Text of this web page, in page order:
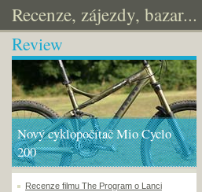
Recenze, zájezdy, bazar...
Review
Nový cyklopočítač Mio Cyclo
200
Recenze filmu The Program o Lanci